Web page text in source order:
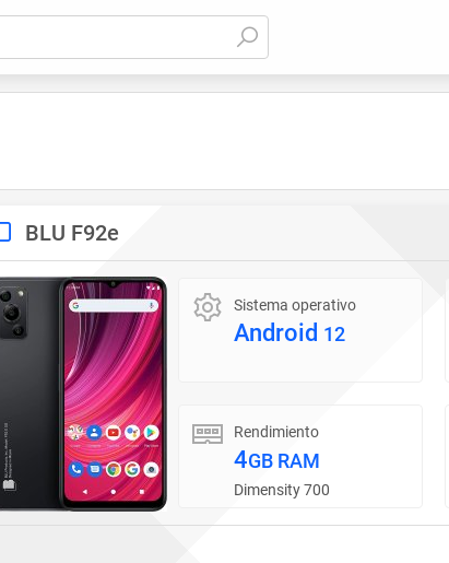
BLU F92e
Sistema operativo
Android 12
Rendimiento
4GB RAM
Dimensity 700